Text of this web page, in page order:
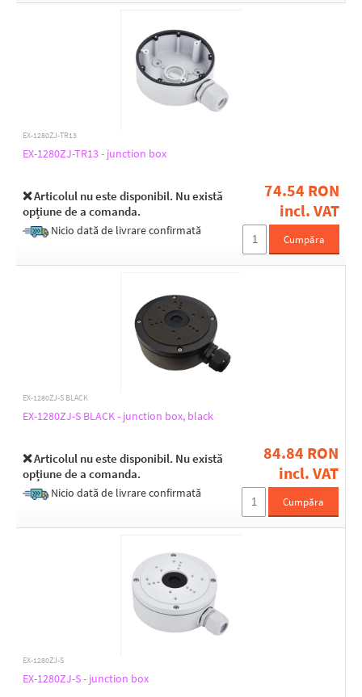
EX-1280ZJ-TR13
EX-1280ZJ-TR13 - junction box
❌ Articolul nu este disponibil. Nu există
opțiune de a comanda.
Nicio dată de livrare confirmată
74.54 RON
incl. VAT
Cumpăra
EX-1280ZJ-S BLACK
EX-1280ZJ-S BLACK - junction box, black
❌ Articolul nu este disponibil. Nu există
opțiune de a comanda.
Nicio dată de livrare confirmată
84.84 RON
incl. VAT
Cumpăra
EX-1280ZJ-S
EX-1280ZJ-S - junction box